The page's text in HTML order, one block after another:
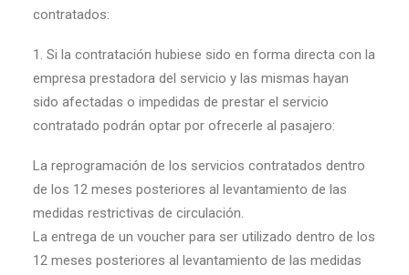
contratados:
1. Si la contratación hubiese sido en forma directa con la
empresa prestadora del servicio y las mismas hayan
sido afectadas o impedidas de prestar el servicio
contratado podrán optar por ofrecerle al pasajero:
La reprogramación de los servicios contratados dentro
de los 12 meses posteriores al levantamiento de las
medidas restrictivas de circulación.
La entrega de un voucher para ser utilizado dentro de los
12 meses posteriores al levantamiento de las medidas